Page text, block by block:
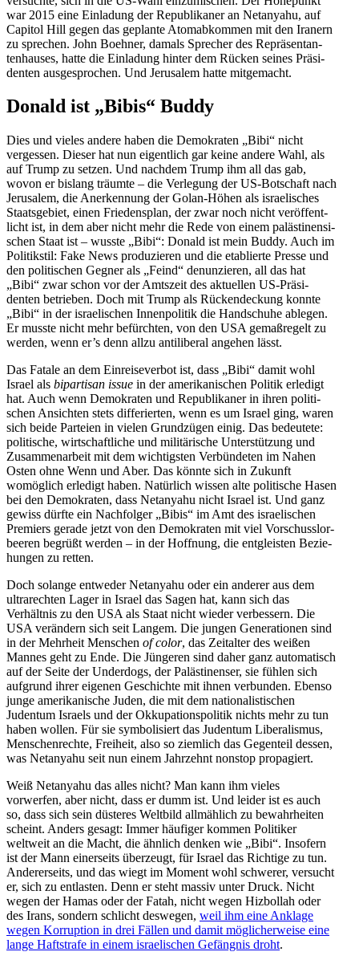
war 2015 eine Einladung der Republi­kaner an Netanyahu, auf
Capitol Hill gegen das geplante Atomab­kommen mit den Iranern
zu sprechen. John Boehner, damals Sprecher des Reprä­sen­tan­
ten­hauses, hatte die Einladung hinter dem Rücken seines Präsi­
denten ausge­sprochen. Und Jerusalem hatte mitgemacht.
Donald ist „Bibis“ Buddy
Dies und vieles andere haben die Demokraten „Bibi“ nicht
vergessen. Dieser hat nun eigentlich gar keine andere Wahl, als
auf Trump zu setzen. Und nachdem Trump ihm all das gab,
wovon er bislang träumte – die Verlegung der US-Botschaft nach
Jerusalem, die Anerkennung der Golan-Höhen als israe­li­sches
Staats­gebiet, einen Friedensplan, der zwar noch nicht veröf­fent­
licht ist, in dem aber nicht mehr die Rede von einem paläs­ti­nen­si­
schen Staat ist – wusste „Bibi“: Donald ist mein Buddy. Auch im
Politikstil: Fake News produ­zieren und die etablierte Presse und
den politi­schen Gegner als „Feind“ denun­zieren, all das hat
„Bibi“ zwar schon vor der Amtszeit des aktuellen US-Präsi­
denten betrieben. Doch mit Trump als Rücken­de­ckung konnte
„Bibi“ in der israe­li­schen Innen­po­litik die Handschuhe ablegen.
Er musste nicht mehr befürchten, von den USA gemaß­regelt zu
werden, wenn er’s denn allzu antili­beral angehen lässt.
Das Fatale an dem Einrei­se­verbot ist, dass „Bibi“ damit wohl
Israel als bipar­tisan issue in der ameri­ka­ni­schen Politik erledigt
hat. Auch wenn Demokraten und Republi­kaner in ihren politi­
schen Ansichten stets diffe­rierten, wenn es um Israel ging, waren
sich beide Parteien in vielen Grund­zügen einig. Das bedeutete:
politische, wirtschaft­liche und militä­rische Unter­stützung und
Zusam­men­arbeit mit dem wichtigsten Verbün­deten im Nahen
Osten ohne Wenn und Aber. Das könnte sich in Zukunft
womöglich erledigt haben. Natürlich wissen alte politische Hasen
bei den Demokraten, dass Netanyahu nicht Israel ist. Und ganz
gewiss dürfte ein Nachfolger „Bibis“ im Amt des israe­li­schen
Premiers gerade jetzt von den Demokraten mit viel Vorschuss­lor­
beeren begrüßt werden – in der Hoffnung, die entgleisten Bezie­
hungen zu retten.
Doch solange entweder Netanyahu oder ein anderer aus dem
ultra­rechten Lager in Israel das Sagen hat, kann sich das
Verhältnis zu den USA als Staat nicht wieder verbessern. Die
USA verändern sich seit Langem. Die jungen Genera­tionen sind
in der Mehrheit Menschen of color, das Zeitalter des weißen
Mannes geht zu Ende. Die Jüngeren sind daher ganz automa­tisch
auf der Seite der Underdogs, der Paläs­ti­nenser, sie fühlen sich
aufgrund ihrer eigenen Geschichte mit ihnen verbunden. Ebenso
junge ameri­ka­nische Juden, die mit dem natio­na­lis­ti­schen
Judentum Israels und der Okkupa­ti­ons­po­litik nichts mehr zu tun
haben wollen. Für sie symbo­li­siert das Judentum Libera­lismus,
Menschen­rechte, Freiheit, also so ziemlich das Gegenteil dessen,
was Netanyahu seit nun einem Jahrzehnt nonstop propagiert.
Weiß Netanyahu das alles nicht? Man kann ihm vieles
vorwerfen, aber nicht, dass er dumm ist. Und leider ist es auch
so, dass sich sein düsteres Weltbild allmählich zu bewahr­heiten
scheint. Anders gesagt: Immer häufiger kommen Politiker
weltweit an die Macht, die ähnlich denken wie „Bibi“. Insofern
ist der Mann einer­seits überzeugt, für Israel das Richtige zu tun.
Anderer­seits, und das wiegt im Moment wohl schwerer, versucht
er, sich zu entlasten. Denn er steht massiv unter Druck. Nicht
wegen der Hamas oder der Fatah, nicht wegen Hizbollah oder
des Irans, sondern schlicht deswegen, weil ihm eine Anklage
wegen Korruption in drei Fällen und damit mögli­cher­weise eine
lange Haftstrafe in einem israe­li­schen Gefängnis droht.